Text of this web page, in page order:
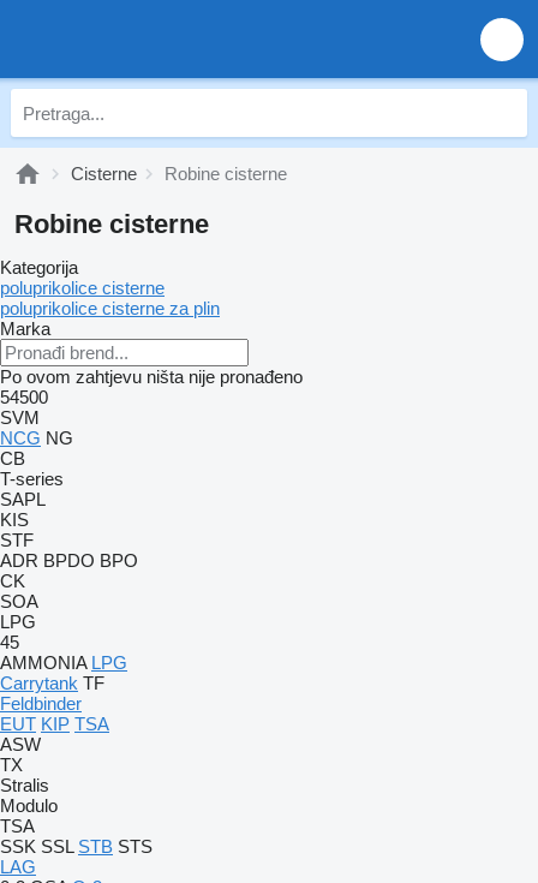
Cisterne Robine cisterne
Robine cisterne
Kategorija
poluprikolice cisterne
poluprikolice cisterne za plin
Marka
Po ovom zahtjevu ništa nije pronađeno
54500
SVM
NCG NG
CB
T-series
SAPL
KIS
STF
ADR BPDO BPO
CK
SOA
LPG
45
AMMONIA LPG
Carrytank TF
Feldbinder
EUT KIP TSA
ASW
TX
Stralis
Modulo
TSA
SSK SSL STB STS
LAG